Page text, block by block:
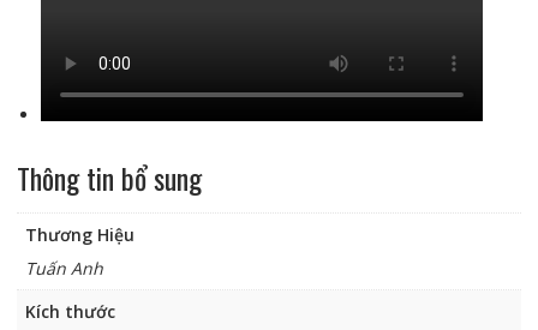
Thông tin bổ sung
Thương Hiệu
Tuấn Anh
Kích thước